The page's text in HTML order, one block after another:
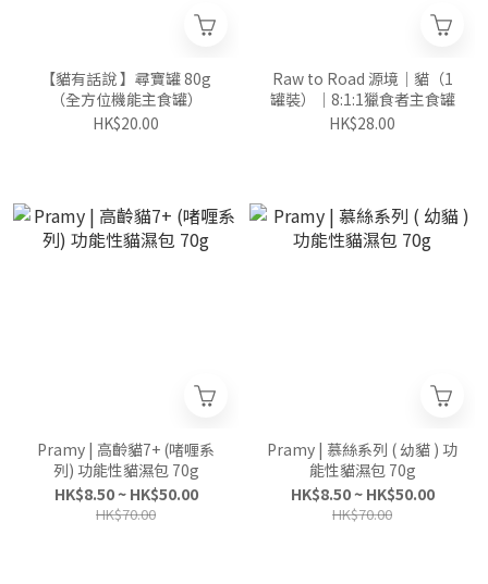
【貓有話說 】尋寶罐 80g
（全方位機能主食罐）
HK$20.00
Raw to Road 源境｜貓（1
罐裝）｜8:1:1獵食者主食罐
HK$28.00
Pramy | 高齡貓7+ (啫喱系
列) 功能性貓濕包 70g
HK$8.50 ~ HK$50.00
HK$70.00
Pramy | 慕絲系列 ( 幼貓 ) 功
能性貓濕包 70g
HK$8.50 ~ HK$50.00
HK$70.00